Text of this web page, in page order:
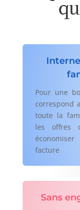
Pour une
correspond
toute la
les offres
facture
Sans